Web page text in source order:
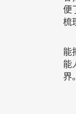
便
梳
能
能
界。